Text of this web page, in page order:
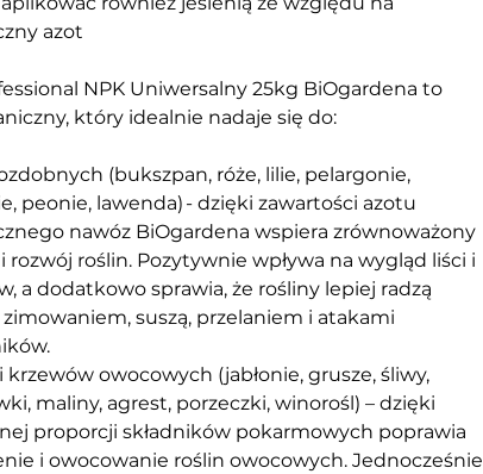
azot
NPK Uniwersalny 25kg BiOgardena to
który idealnie nadaje się do:
(bukszpan, róże, lilie, pelargonie,
peonie, lawenda) - dzięki zawartości azotu
nawóz BiOgardena wspiera zrównoważony
rozwój roślin. Pozytywnie wpływa na wygląd liści i
a dodatkowo sprawia, że rośliny lepiej radzą
zimowaniem, suszą, przelaniem i atakami
krzewów owocowych (jabłonie, grusze, śliwy,
maliny, agrest, porzeczki, winorośl) – dzięki
proporcji składników pokarmowych poprawia
i owocowanie roślin owocowych. Jednocześnie